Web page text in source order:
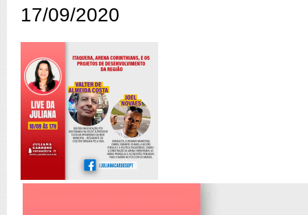
17/09/2020